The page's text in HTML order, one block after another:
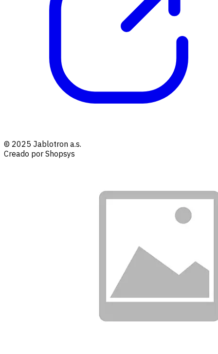
© 2025 Jablotron a.s.
Creado por Shopsys